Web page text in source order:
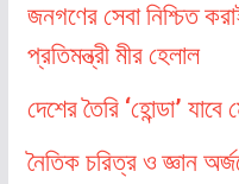
জনগণের সেবা নিশ্চিত
প্রতিমন্ত্রী মীর হেলাল
দেশের তৈরি ‘হোন্ডা’ যাবে
নৈতিক চরিত্র ও জ্ঞান